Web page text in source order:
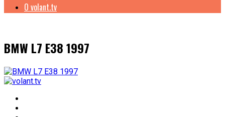
O volant.tv
BMW L7 E38 1997